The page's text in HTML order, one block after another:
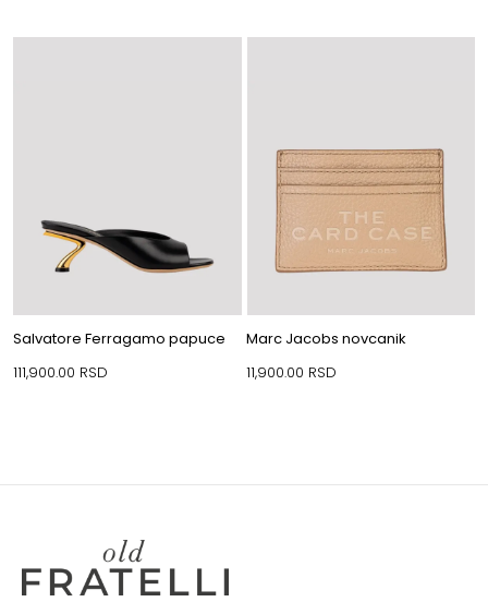
Salvatore Ferragamo papuce
111,900.00 RSD
Marc Jacobs novcanik
11,900.00 RSD